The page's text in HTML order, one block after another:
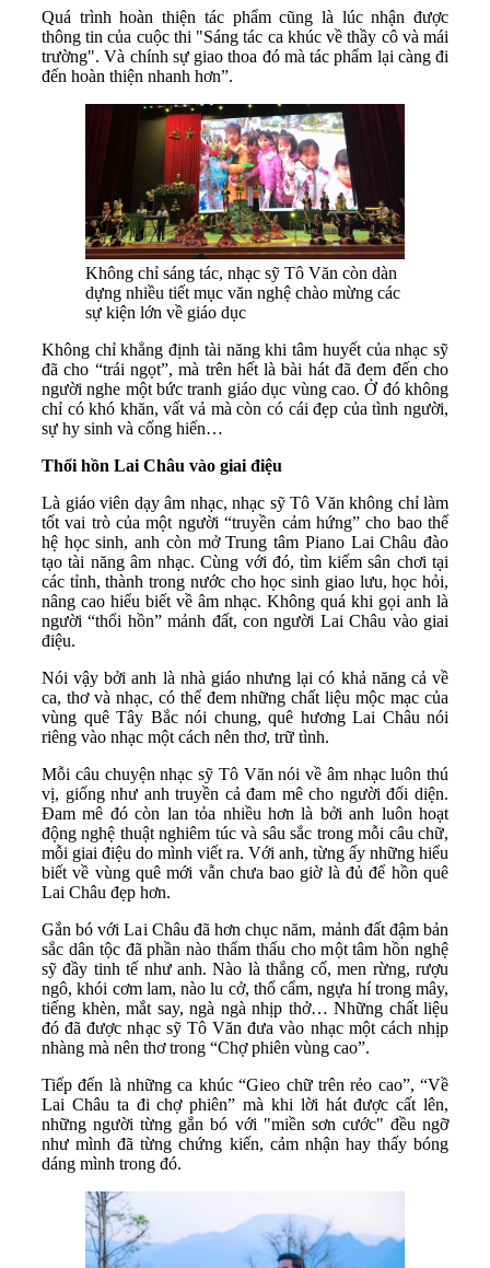
Quá trình hoàn thiện tác phẩm cũng là lúc nhận được
thông tin của cuộc thi "Sáng tác ca khúc về thầy cô và mái
trường". Và chính sự giao thoa đó mà tác phẩm lại càng đi
đến hoàn thiện nhanh hơn”.
Không chỉ sáng tác, nhạc sỹ Tô Văn còn dàn
dựng nhiều tiết mục văn nghệ chào mừng các
sự kiện lớn về giáo dục
Không chỉ khẳng định tài năng khi tâm huyết của nhạc sỹ
đã cho “trái ngọt”, mà trên hết là bài hát đã đem đến cho
người nghe một bức tranh giáo dục vùng cao. Ở đó không
chỉ có khó khăn, vất vả mà còn có cái đẹp của tình người,
sự hy sinh và cống hiến…
Thổi hồn Lai Châu vào giai điệu
Là giáo viên dạy âm nhạc, nhạc sỹ Tô Văn không chỉ làm
tốt vai trò của một người “truyền cảm hứng” cho bao thế
hệ học sinh, anh còn mở Trung tâm Piano Lai Châu đào
tạo tài năng âm nhạc. Cùng với đó, tìm kiếm sân chơi tại
các tỉnh, thành trong nước cho học sinh giao lưu, học hỏi,
nâng cao hiểu biết về âm nhạc. Không quá khi gọi anh là
người “thổi hồn” mảnh đất, con người Lai Châu vào giai
điệu.
Nói vậy bởi anh là nhà giáo nhưng lại có khả năng cả về
ca, thơ và nhạc, có thể đem những chất liệu mộc mạc của
vùng quê Tây Bắc nói chung, quê hương Lai Châu nói
riêng vào nhạc một cách nên thơ, trữ tình.
Mỗi câu chuyện nhạc sỹ Tô Văn nói về âm nhạc luôn thú
vị, giống như anh truyền cả đam mê cho người đối diện.
Đam mê đó còn lan tỏa nhiều hơn là bởi anh luôn hoạt
động nghệ thuật nghiêm túc và sâu sắc trong mỗi câu chữ,
mỗi giai điệu do mình viết ra. Với anh, từng ấy những hiểu
biết về vùng quê mới vẫn chưa bao giờ là đủ để hồn quê
Lai Châu đẹp hơn.
Gắn bó với Lai Châu đã hơn chục năm, mảnh đất đậm bản
sắc dân tộc đã phần nào thẩm thấu cho một tâm hồn nghệ
sỹ đầy tinh tế như anh. Nào là thắng cố, men rừng, rượu
ngô, khói cơm lam, nào lu cở, thổ cẩm, ngựa hí trong mây,
tiếng khèn, mắt say, ngà ngà nhịp thở… Những chất liệu
đó đã được nhạc sỹ Tô Văn đưa vào nhạc một cách nhịp
nhàng mà nên thơ trong “Chợ phiên vùng cao”.
Tiếp đến là những ca khúc “Gieo chữ trên rẻo cao”, “Về
Lai Châu ta đi chợ phiên” mà khi lời hát được cất lên,
những người từng gắn bó với "miền sơn cước" đều ngỡ
như mình đã từng chứng kiến, cảm nhận hay thấy bóng
dáng mình trong đó.